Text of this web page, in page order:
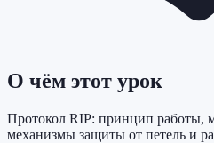
О чём этот урок
Протокол RIP: принцип работы,
механизмы защиты от петель и